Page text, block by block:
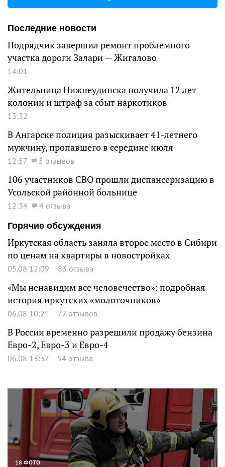
Последние новости
Подрядчик завершил ремонт проблемного
участка дороги Залари — Жигалово
14:01
Жительница Нижнеудинска получила 12 лет
колонии и штраф за сбыт наркотиков
13:32
В Ангарске полиция разыскивает 41-летнего
мужчину, пропавшего в середине июля
12:57 5 отзывов
106 участников СВО прошли диспансеризацию в
Усольской районной больнице
12:34
4 отзыва
Горячие обсуждения
Иркутская область заняла второе место в Сибири
по ценам на квартиры в новостройках
05.08 12:09 83 отзыва
«Мы ненавидим все человечество»: подробная
история иркутских «молоточников»
06.08 10:21 77 отзывов
В России временно разрешили продажу бензина
Евро-2, Евро-3 и Евро-4
06.08 13:37 54 отзыва
18 ФОТО